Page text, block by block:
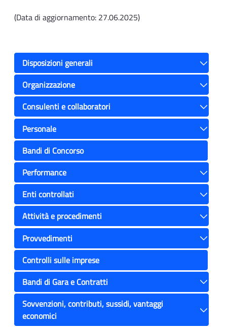
(Data di aggiornamento: 27.06.2025)
Disposizioni generali
Toggle
Organizzazione
Toggle
Consulenti e collaboratori
Toggle
Personale
Toggle
Bandi di Concorso
Performance
Toggle
Enti controllati
Toggle
Attività e procedimenti
Toggle
Provvedimenti
Toggle
Controlli sulle imprese
Bandi di Gara e Contratti
Toggle
Sovvenzioni, contributi, sussidi, vantaggi
economici
Toggle